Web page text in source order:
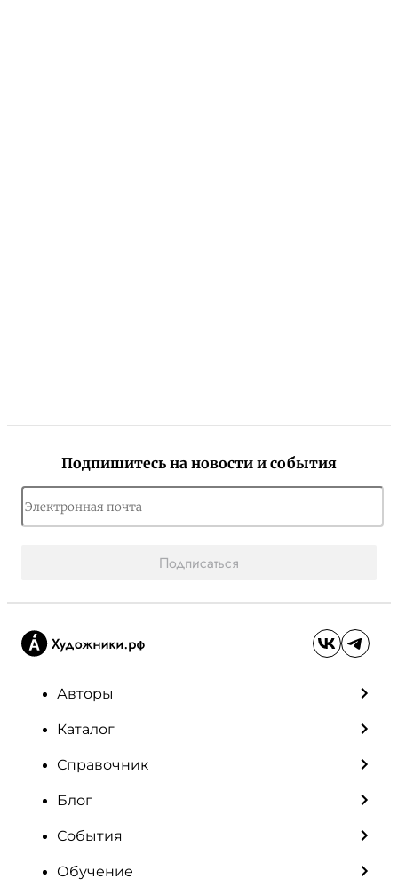
Подпишитесь на новости и события
Подписаться
Авторы
Каталог
Справочник
Блог
События
Обучение